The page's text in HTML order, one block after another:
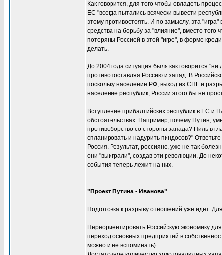
Как говорится, для того чтобы овладеть
ЕС "всегда пытались всячески вывести
этому противостоять. И по замыслу, эта
средства на борьбу за "влияние", вместо
потеряны Россией в этой "игре", в форме
делать.
До 2004 года ситуация была как говорится
противопоставляя Россию и запад. В
поскольку население РФ, выход из СНГ и
население республик, России этого бы не
Вступление прибалтийских республик в ЕС и
обстоятельствах. Например, почему Путин,
противоборство со стороны запада? Пиль в
спланировать и надурить пиндосов?"
Россия. Результат, россияне, уже не так
они "выиграли", создав эти революции. До
события теперь лежит на них.
"Проект Путина - Иванова"
Подготовка к разрыву отношений уже идет.
Переориентировать Российскую экономику
переход основных предприятий в
можно и не вспоминать)